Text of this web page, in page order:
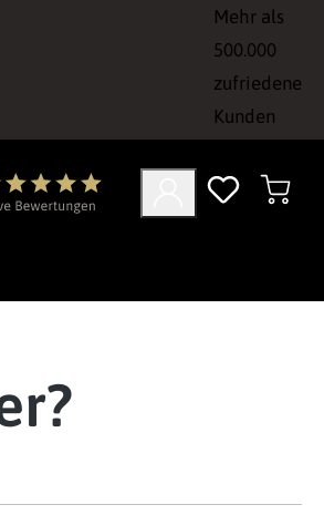
Mehr als
500.000
zufriedene
Kunden